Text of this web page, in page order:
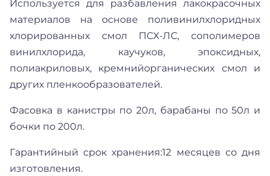
Используется для разбавления лакокрасочных
материалов на основе поливинилхлоридных
хлорированных смол ПСХ-ЛС, сополимеров
винилхлорида, каучуков, эпоксидных,
полиакриловых, кремнийорганических смол и
других пленкообразователей.
Фасовка в канистры по 20л, барабаны по 50л и
бочки по 200л.
Гарантийный срок хранения:12 месяцев со дня
изготовления.